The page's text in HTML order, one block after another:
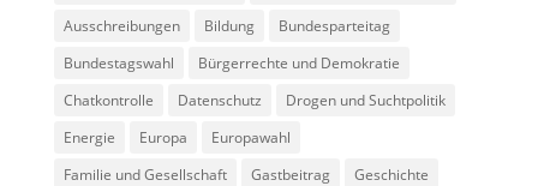
Ausschreibungen
Bildung
Bundesparteitag
Bundestagswahl
Bürgerrechte und Demokratie
Chatkontrolle
Datenschutz
Drogen und Suchtpolitik
Energie
Europa
Europawahl
Familie und Gesellschaft
Gastbeitrag
Geschichte